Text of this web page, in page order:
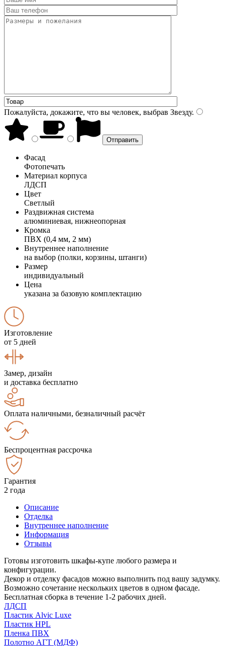
Пожалуйста, докажите, что вы человек, выбрав Звезду.
Фасад
Фотопечать
Материал корпуса
ЛДСП
Цвет
Светлый
Раздвижная система
алюминиевая, нижнеопорная
Кромка
ПВХ (0,4 мм, 2 мм)
Внутреннее наполнение
на выбор (полки, корзины, штанги)
Размер
индивидуальный
Цена
указана за базовую комплектацию
Изготовление
от 5 дней
Замер, дизайн
и доставка бесплатно
Оплата наличными, безналичный расчёт
Беспроцентная рассрочка
Гарантия
2 года
Описание
Отделка
Внутреннее наполнение
Информация
Отзывы
Готовы изготовить шкафы-купе любого размера и
конфигурации.
Декор и отделку фасадов можно выполнить под вашу задумку.
Возможно сочетание нескольких цветов в одном фасаде.
Бесплатная сборка в течение 1-2 рабочих дней.
ЛДСП
Пластик Alvic Luxe
Пластик HPL
Пленка ПВХ
Полотно АГТ (МДФ)